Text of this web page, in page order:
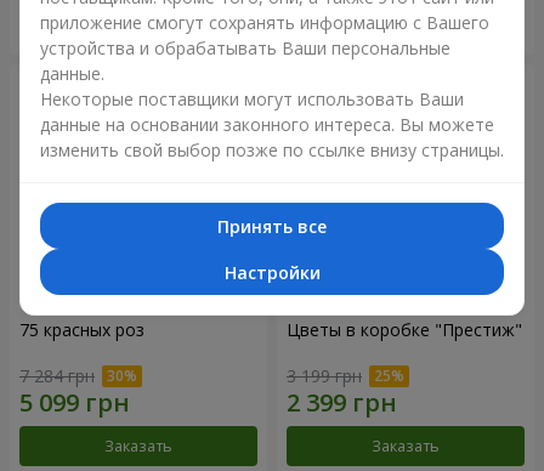
Заказать Заказать
75 красных роз
7 284 грн
Заказать
Цветы в коробке "Престиж"
3 199 грн
Заказать
приложение смогут сохранять информацию с Вашего
устройства и обрабатывать Ваши персональные
данные.
Некоторые поставщики могут использовать Ваши
данные на основании законного интереса. Вы можете
изменить свой выбор позже по ссылке внизу страницы.
Принять все
Настройки